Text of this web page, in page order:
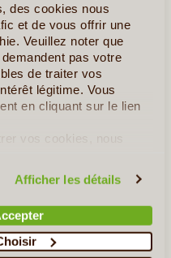
des cookies nous
et de vous offrir une
Veuillez noter que
pas votre
de traiter vos
légitime. Vous
en cliquant sur le lien
vos cookies, nous
Afficher les détails
est une île grecque peu
miles marins seulement
de cœur pour les voyageurs
(...)
≻
de l’Atlantide